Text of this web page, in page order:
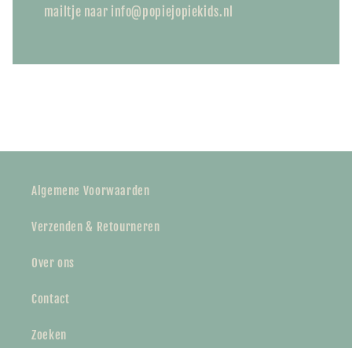
mailtje naar info@popiejopiekids.nl
Algemene Voorwaarden
Verzenden & Retourneren
Over ons
Contact
Zoeken